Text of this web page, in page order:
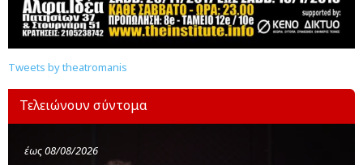
Tweets by theatromanis
Τελειώνουν σύντομα
έως 08/08/2026